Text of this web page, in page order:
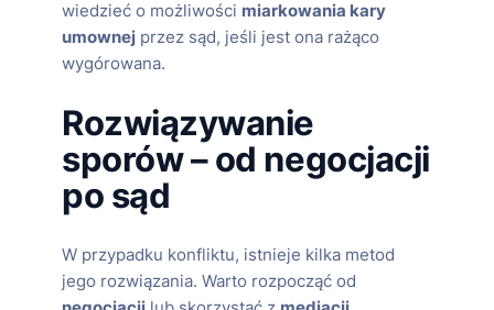
wiedzieć o możliwości miarkowania kary
umownej przez sąd, jeśli jest ona rażąco
wygórowana.
Rozwiązywanie
sporów – od negocjacji
po sąd
W przypadku konfliktu, istnieje kilka metod
jego rozwiązania. Warto rozpocząć od